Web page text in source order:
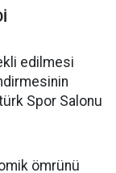
edilmesi
Spor Salonu
ömrünü